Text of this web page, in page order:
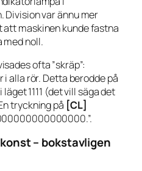
var ännu mer
maskinen kunde fastna
med noll.
ofta ”skräp”:
alla rör. Detta berodde på
1111 (det vill säga det
tryckning på [CL]
– bokstavligen